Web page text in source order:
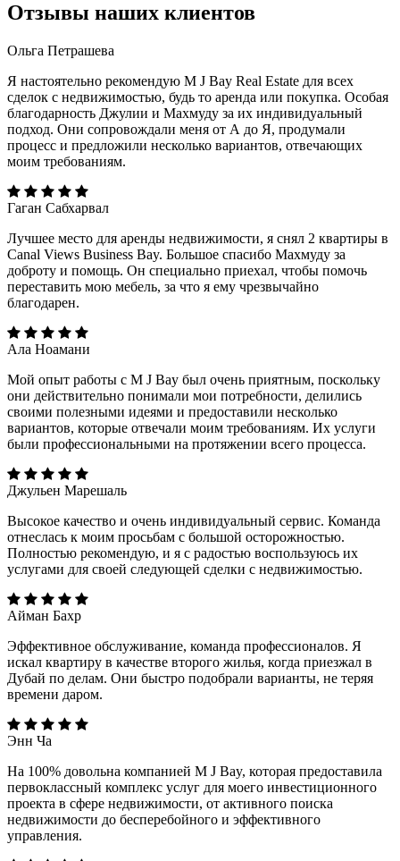
Отзывы наших клиентов
Ольга Петрашева
Я настоятельно рекомендую M J Bay Real Estate для всех
сделок с недвижимостью, будь то аренда или покупка. Особая
благодарность Джулии и Махмуду за их индивидуальный
подход. Они сопровождали меня от А до Я, продумали
процесс и предложили несколько вариантов, отвечающих
моим требованиям.
Гаган Сабхарвал
Лучшее место для аренды недвижимости, я снял 2 квартиры в
Canal Views Business Bay. Большое спасибо Махмуду за
доброту и помощь. Он специально приехал, чтобы помочь
переставить мою мебель, за что я ему чрезвычайно
благодарен.
Ала Ноамани
Мой опыт работы с M J Bay был очень приятным, поскольку
они действительно понимали мои потребности, делились
своими полезными идеями и предоставили несколько
вариантов, которые отвечали моим требованиям. Их услуги
были профессиональными на протяжении всего процесса.
Джульен Марешаль
Высокое качество и очень индивидуальный сервис. Команда
отнеслась к моим просьбам с большой осторожностью.
Полностью рекомендую, и я с радостью воспользуюсь их
услугами для своей следующей сделки с недвижимостью.
Айман Бахр
Эффективное обслуживание, команда профессионалов. Я
искал квартиру в качестве второго жилья, когда приезжал в
Дубай по делам. Они быстро подобрали варианты, не теряя
времени даром.
Энн Ча
На 100% довольна компанией M J Bay, которая предоставила
первоклассный комплекс услуг для моего инвестиционного
проекта в сфере недвижимости, от активного поиска
недвижимости до бесперебойного и эффективного
управления.